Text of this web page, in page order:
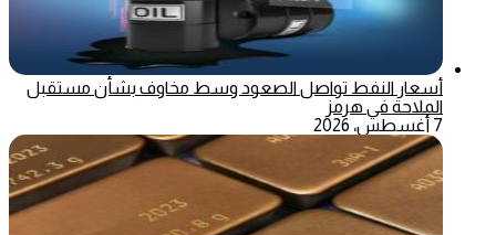
أسعار النفط تواصل الصعود وسط مخاوف بشأن مستقبل
الملاحة في هرمز
7 أغسطس، 2026